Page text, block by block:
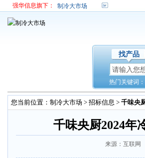
强华信息旗下： 制冷大市场
找产品
热门关键词：
您当前位置： 制冷大市场 > 招标信息 > 千味央
千味央厨2024年
来源：互联